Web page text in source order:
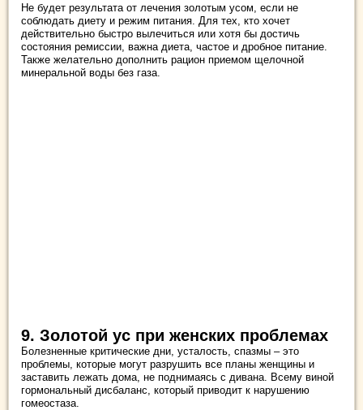
Не будет результата от лечения золотым усом, если не
соблюдать диету и режим питания. Для тех, кто хочет
действительно быстро вылечиться или хотя бы достичь
состояния ремиссии, важна диета, частое и дробное питание.
Также желательно дополнить рацион приемом щелочной
минеральной воды без газа.
9. Золотой ус при женских проблемах
Болезненные критические дни, усталость, спазмы – это
проблемы, которые могут разрушить все планы женщины и
заставить лежать дома, не поднимаясь с дивана. Всему виной
гормональный дисбаланс, который приводит к нарушению
гомеостаза.